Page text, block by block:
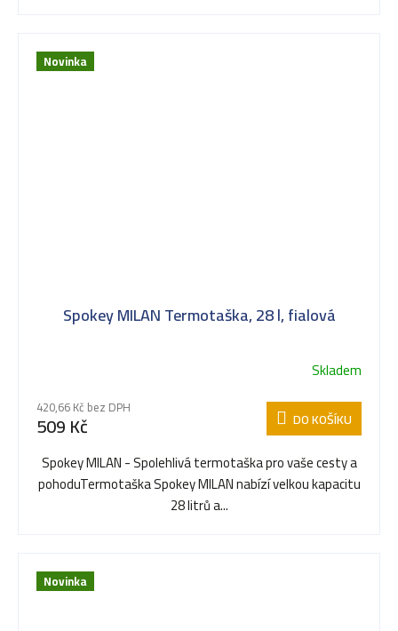
Novinka
Spokey MILAN Termotaška, 28 l, fialová
Skladem
420,66 Kč bez DPH
509 Kč DO KOŠÍKU
Spokey MILAN - Spolehlivá termotaška pro vaše cesty a
pohoduTermotaška Spokey MILAN nabízí velkou kapacitu
28 litrů a...
Novinka